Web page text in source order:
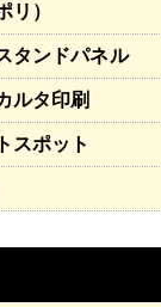
リ）
タンドパネル
ルタ印刷
スポット